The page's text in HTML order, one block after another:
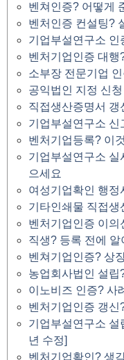
벤쳐인증? 어떻게
벤처인증 컨설팅?
기업부설연구소 인
벤처기업인증 대행
소부장 전문기업
공익법인 지정 신
직접생산증명서
기업부설연구소 신
벤처기업등록? 이
기업부설연구소 실
으세요
여성기업확인 행정
기타인쇄물 직접생
벤처기업인증 이의
직생? 등록 전에
벤쳐기업인증? 상
농업회사법인 설
이노비즈 인증? 사
벤처기업인증 갱
기업부설연구소
년 수정]
벤처기업확인? 생